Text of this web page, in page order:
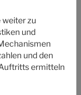
weiter zu
und
und den
ermitteln